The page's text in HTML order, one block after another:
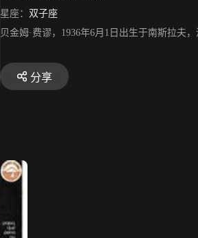
星座： 双子座
贝金姆·费谬，1936年6月1日出生于南斯拉夫
分享